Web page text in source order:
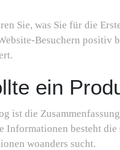
Sie, was Sie für die
Besuchern positiv
ein
ist die
Informationen besteht
woanders sucht.